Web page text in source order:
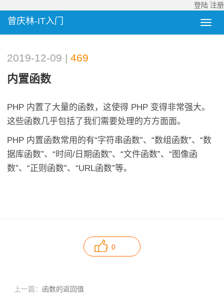
登陆 注册
曾庆林-IT入门
2019-12-09 |469
内置函数
PHP 内置了大量的函数，这使得 PHP 变得非常强大。
这些函数几乎包括了我们需要处理的方方面面。
PHP 内置函数常用的有“字符串函数”、“数组函数”、“数
据库函数”、“时间/日期函数”、“文件函数”、“图像函
数”、“正则函数”、“URL函数”等。
0
上一篇： 函数的返回值